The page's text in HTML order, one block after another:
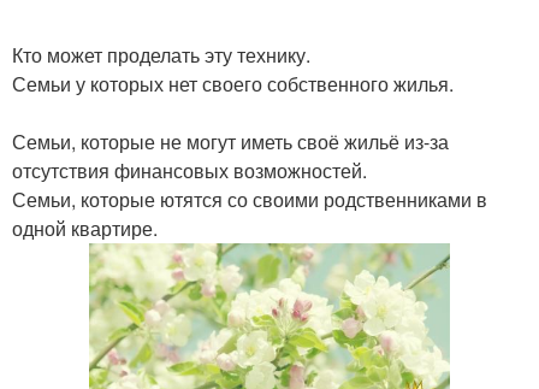
Кто может проделать эту технику.
Семьи у которых нет своего собственного жилья.
Семьи, которые не могут иметь своё жильё из-за
отсутствия финансовых возможностей.
Семьи, которые ютятся со своими родственниками в
одной квартире.